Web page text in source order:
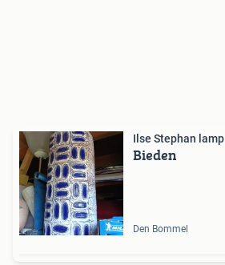
Ilse Stephan lamp
Bieden
Den Bommel